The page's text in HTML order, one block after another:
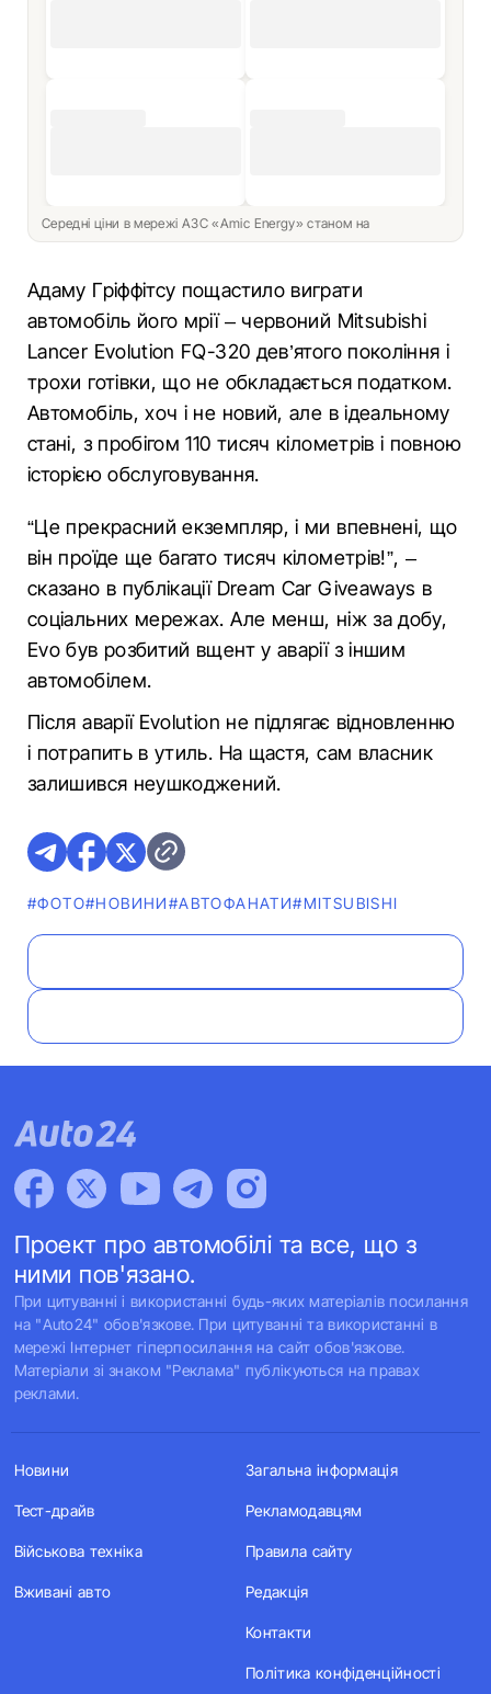
Середні ціни в мережі АЗС «Amic Energy» станом на
Адаму Гріффітсу пощастило виграти
автомобіль його мрії – червоний Mitsubishi
Lancer Evolution FQ-320 дев’ятого покоління і
трохи готівки, що не обкладається податком.
Автомобіль, хоч і не новий, але в ідеальному
стані, з пробігом 110 тисяч кілометрів і повною
історією обслуговування.
“Це прекрасний екземпляр, і ми впевнені, що
він проїде ще багато тисяч кілометрів!”, –
сказано в публікації Dream Car Giveaways в
соціальних мережах. Але менш, ніж за добу,
Evo був розбитий вщент у аварії з іншим
автомобілем.
Після аварії Evolution не підлягає відновленню
і потрапить в утиль. На щастя, сам власник
залишився неушкоджений.
#ФОТО#НОВИНИ#АВТОФАНАТИ#MITSUBISHI
Проект про автомобілі та все, що з
ними пов'язано.
При цитуванні і використанні будь-яких матеріалів посилання
на "Auto24" обов'язкове. При цитуванні та використанні в
мережі Інтернет гіперпосилання на сайт обов'язкове.
Матеріали зі знаком "Реклама" публікуються на правах
реклами.
Новини
Тест-драйв
Військова техніка
Вживані авто
Загальна інформація
Рекламодавцям
Правила сайту
Редакція
Контакти
Політика конфіденційності